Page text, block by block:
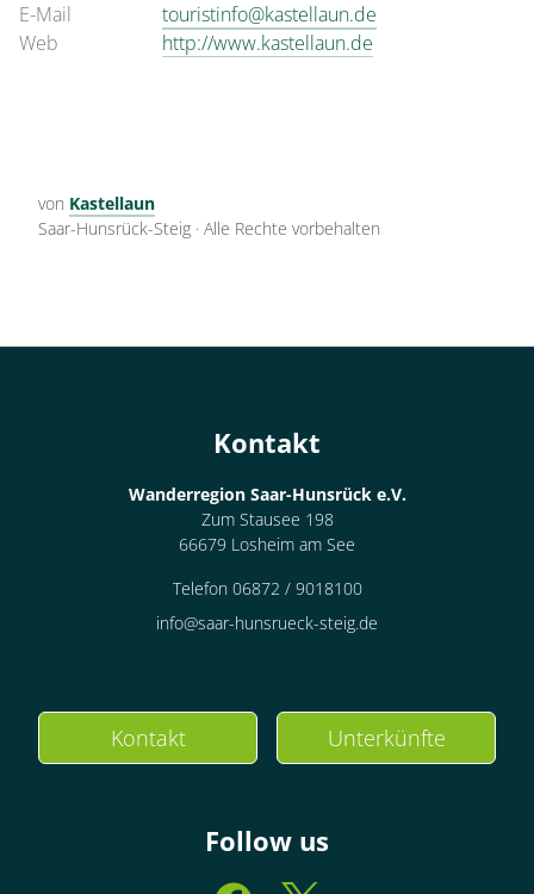
E-Mail
touristinfo@kastellaun.de
Web
http://www.kastellaun.de
von Kastellaun
Saar-Hunsrück-Steig · Alle Rechte vorbehalten
Kontakt
Wanderregion Saar-Hunsrück e.V.
Zum Stausee 198
66679 Losheim am See
Telefon 06872 / 9018100
info@saar-hunsrueck-steig.de
Kontakt Unterkünfte
Follow us